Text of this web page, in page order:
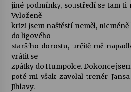
13. 7. 2026
Želiv
3. 7. 2026
jiné podmínky, soustředí se tam ti
Vyloženě
krizi jsem naštěstí neměl,
do ligového
staršího dorostu, určitě mě
vrátit se
zpátky do Humpolce. Dokonce
poté mi však zavolal trenér
Jihlavy.